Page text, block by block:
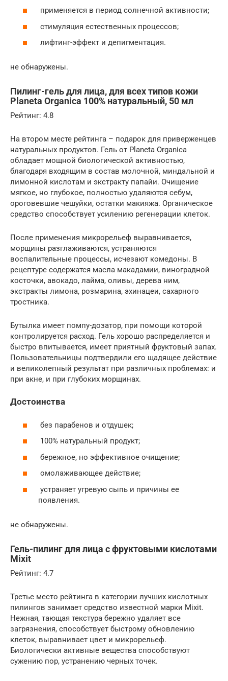
применяется в период солнечной активности;
стимуляция естественных процессов;
лифтинг-эффект и депигментация.
не обнаружены.
Пилинг-гель для лица, для всех типов кожи
Planeta Organica 100% натуральный, 50 мл
Рейтинг: 4.8
На втором месте рейтинга – подарок для приверженцев
натуральных продуктов. Гель от Planeta Organica
обладает мощной биологической активностью,
благодаря входящим в состав молочной, миндальной и
лимонной кислотам и экстракту папайи. Очищение
мягкое, но глубокое, полностью удаляются себум,
ороговевшие чешуйки, остатки макияжа. Органическое
средство способствует усилению регенерации клеток.
После применения микрорельеф выравнивается,
морщины разглаживаются, устраняются
воспалительные процессы, исчезают комедоны. В
рецептуре содержатся масла макадамии, виноградной
косточки, авокадо, лайма, оливы, дерева ним,
экстракты лимона, розмарина, эхинацеи, сахарного
тростника.
Бутылка имеет помпу-дозатор, при помощи которой
контролируется расход. Гель хорошо распределяется и
быстро впитывается, имеет приятный фруктовый запах.
Пользовательницы подтвердили его щадящее действие
и великолепный результат при различных проблемах: и
при акне, и при глубоких морщинах.
Достоинства
без парабенов и отдушек;
100% натуральный продукт;
бережное, но эффективное очищение;
омолаживающее действие;
устраняет угревую сыпь и причины ее
появления.
не обнаружены.
Гель-пилинг для лица с фруктовыми кислотами
Mixit
Рейтинг: 4.7
Третье место рейтинга в категории лучших кислотных
пилингов занимает средство известной марки Mixit.
Нежная, тающая текстура бережно удаляет все
загрязнения, способствует быстрому обновлению
клеток, выравнивает цвет и микрорельеф.
Биологически активные вещества способствуют
сужению пор, устранению черных точек.